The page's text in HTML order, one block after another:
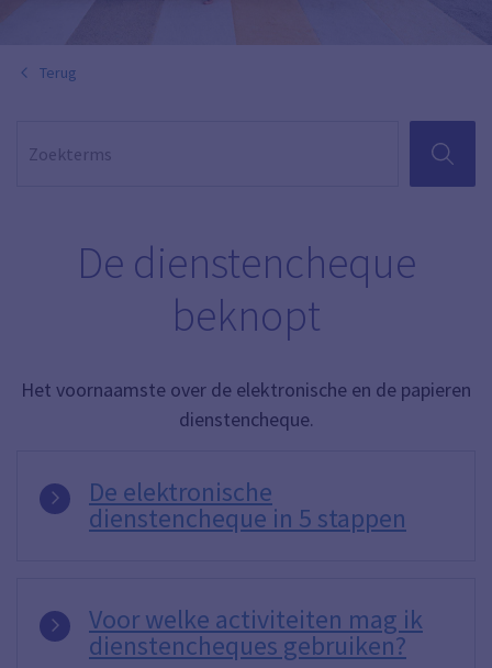
Terug
ZOEKEN
De dienstencheque
beknopt
Het voornaamste over de elektronische en de papieren
dienstencheque.
De elektronische
dienstencheque in 5 stappen
Voor welke activiteiten mag ik
dienstencheques gebruiken?